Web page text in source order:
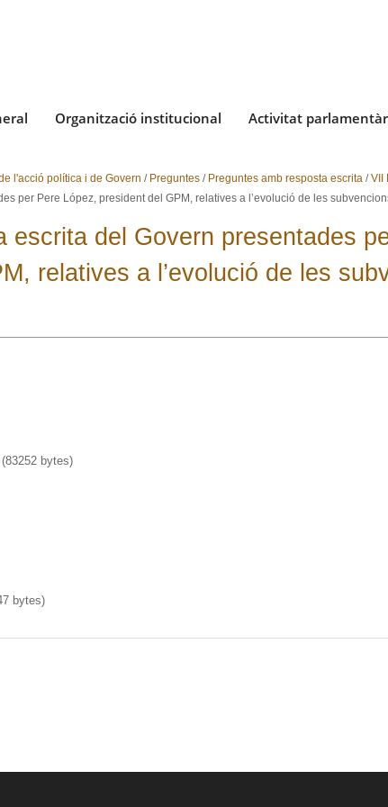
Organització institucional Activitat
l'acció política i de Govern / Preguntes / Preguntes amb resposta escrita /VII
per Pere López, president del GPM, relatives a l’evolució de les
escrita del Govern presentades
relatives a l’evolució de les
bytes)
bytes)